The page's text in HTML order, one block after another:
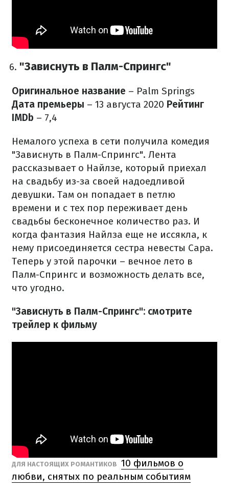
"Зависнуть в Палм-Спрингс"
Оригинальное название – Palm Springs
Дата премьеры – 13 августа 2020 Рейтинг
IMDb – 7,4
Немалого успеха в сети получила комедия
"Зависнуть в Палм-Спрингс". Лента
рассказывает о Найлзе, который приехал
на свадьбу из-за своей надоедливой
девушки. Там он попадает в петлю
времени и с тех пор переживает день
свадьбы бесконечное количество раз. И
когда фантазия Найлза еще не иссякла, к
нему присоединяется сестра невесты Сара.
Теперь у этой парочки – вечное лето в
Палм-Спрингс и возможность делать все,
что угодно.
"Зависнуть в Палм-Спрингс": смотрите
трейлер к фильму
ДЛЯ НАСТОЯЩИХ РОМАНТИКОВ 10 фильмов о
любви, снятых по реальным событиям